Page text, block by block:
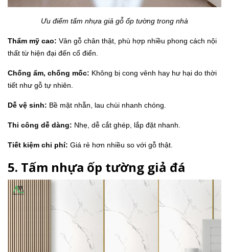
Ưu điểm tấm nhựa giả gỗ ốp tường trong nhà
Thẩm mỹ cao: Vân gỗ chân thật, phù hợp nhiều phong cách nội
thất từ hiện đại đến cổ điển.
Chống ẩm, chống mốc: Không bị cong vênh hay hư hại do thời
tiết như gỗ tự nhiên.
Dễ vệ sinh: Bề mặt nhẵn, lau chùi nhanh chóng.
Thi công dễ dàng: Nhẹ, dễ cắt ghép, lắp đặt nhanh.
Tiết kiệm chi phí: Giá rẻ hơn nhiều so với gỗ thật.
5. Tấm nhựa ốp tường giả đá